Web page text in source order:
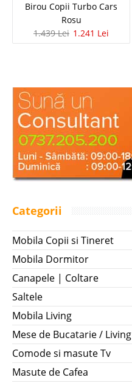
Birou Copii Turbo Cars
Rosu
1.439 Lei 1.241 Lei
Categorii
Mobila Copii si Tineret
Mobila Dormitor
Canapele | Coltare
Saltele
Mobila Living
Mese de Bucatarie / Living
Comode si masute Tv
Masute de Cafea